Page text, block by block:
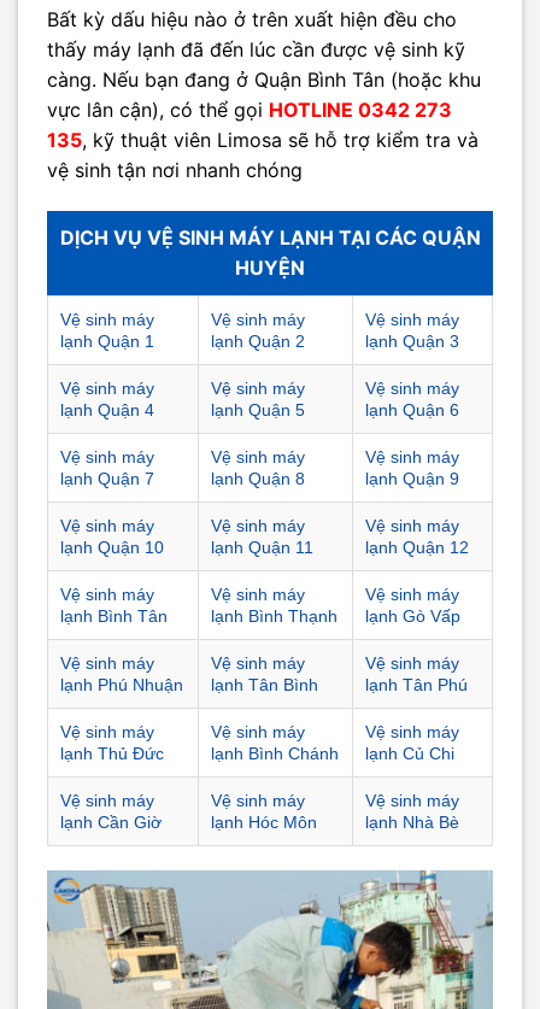
Bất kỳ dấu hiệu nào ở trên xuất hiện đều cho
thấy máy lạnh đã đến lúc cần được vệ sinh kỹ
càng. Nếu bạn đang ở Quận Bình Tân (hoặc khu
vực lân cận), có thể gọi HOTLINE 0342 273
135, kỹ thuật viên Limosa sẽ hỗ trợ kiểm tra và
vệ sinh tận nơi nhanh chóng
DỊCH VỤ VỆ SINH MÁY LẠNH TẠI CÁC QUẬN
HUYỆN
Vệ sinh máy
lạnh Quận 1
Vệ sinh máy
lạnh Quận 2
Vệ sinh máy
lạnh Quận 3
Vệ sinh máy
lạnh Quận 4
Vệ sinh máy
lạnh Quận 5
Vệ sinh máy
lạnh Quận 6
Vệ sinh máy
lạnh Quận 7
Vệ sinh máy
lạnh Quận 8
Vệ sinh máy
lạnh Quận 9
Vệ sinh máy
lạnh Quận 10
Vệ sinh máy
lạnh Quận 11
Vệ sinh máy
lạnh Quận 12
Vệ sinh máy
lạnh Bình Tân
Vệ sinh máy
lạnh Bình Thạnh
Vệ sinh máy
lạnh Gò Vấp
Vệ sinh máy
lạnh Phú Nhuận
Vệ sinh máy
lạnh Tân Bình
Vệ sinh máy
lạnh Tân Phú
Vệ sinh máy
lạnh Thủ Đức
Vệ sinh máy
lạnh Bình Chánh
Vệ sinh máy
lạnh Củ Chi
Vệ sinh máy
lạnh Cần Giờ
Vệ sinh máy
lạnh Hóc Môn
Vệ sinh máy
lạnh Nhà Bè